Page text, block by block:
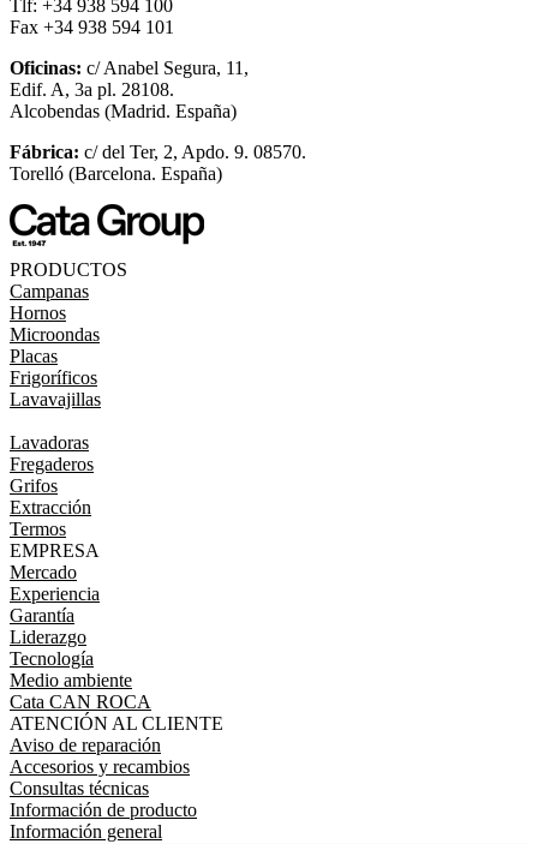
Tlf: +34 938 594 100
Fax +34 938 594 101
Oficinas: c/ Anabel Segura, 11,
Edif. A, 3a pl. 28108.
Alcobendas (Madrid. España)
Fábrica: c/ del Ter, 2, Apdo. 9. 08570.
Torelló (Barcelona. España)
PRODUCTOS
Campanas
Hornos
Microondas
Placas
Frigoríficos
Lavavajillas
Lavadoras
Fregaderos
Grifos
Extracción
Termos
EMPRESA
Mercado
Experiencia
Garantía
Liderazgo
Tecnología
Medio ambiente
Cata CAN ROCA
ATENCIÓN AL CLIENTE
Aviso de reparación
Accesorios y recambios
Consultas técnicas
Información de producto
Información general